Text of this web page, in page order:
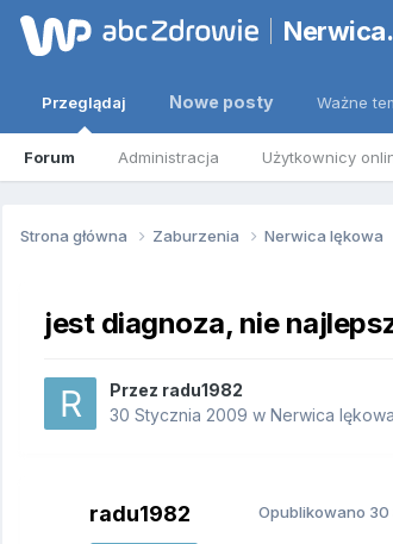
Przeglądaj
Forum Administracja Użytkownicy
Nowe posty Ważne
Strona główna Zaburzenia Nerwica lękowa
jest diagnoza, nie
Przez radu1982
30 Stycznia 2009 w Nerwica lękowa
radu1982 Opublikowano 30